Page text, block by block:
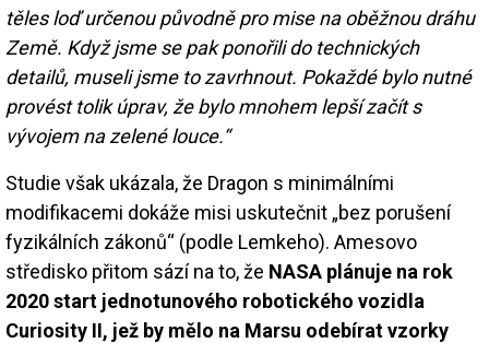
těles loď určenou původně pro mise na oběžnou dráhu
Země. Když jsme se pak ponořili do technických
detailů, museli jsme to zavrhnout. Pokaždé bylo nutné
provést tolik úprav, že bylo mnohem lepší začít s
vývojem na zelené louce.“
Studie však ukázala, že Dragon s minimálními
modifikacemi dokáže misi uskutečnit „bez porušení
fyzikálních zákonů“ (podle Lemkeho). Amesovo
středisko přitom sází na to, že NASA plánuje na rok
2020 start jednotunového robotického vozidla
Curiosity II, jež by mělo na Marsu odebírat vzorky